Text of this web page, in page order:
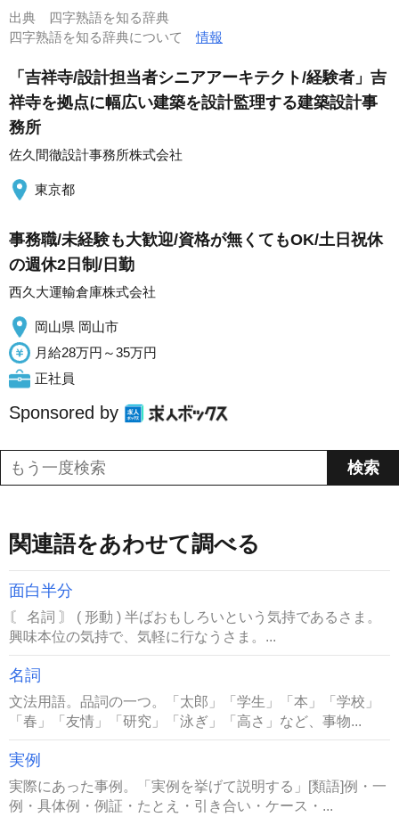
出典
四字熟語を知る辞典
四字熟語を知る辞典について情報
「吉祥寺/設計担当者シニアアーキテクト/経験者」吉
祥寺を拠点に幅広い建築を設計監理する建築設計事
務所
佐久間徹設計事務所株式会社
東京都
事務職/未経験も大歓迎/資格が無くてもOK/土日祝休
の週休2日制/日勤
西久大運輸倉庫株式会社
岡山県 岡山市
月給28万円～35万円
正社員
Sponsored by
関連語をあわせて調べる
面白半分
〘 名詞 〙 ( 形動 ) 半ばおもしろいという気持であるさま。
興味本位の気持で、気軽に行なうさま。...
名詞
文法用語。品詞の一つ。「太郎」「学生」「本」「学校」
「春」「友情」「研究」「泳ぎ」「高さ」など、事物...
実例
実際にあった事例。「実例を挙げて説明する」[類語]例・一
例・具体例・例証・たとえ・引き合い・ケース・...